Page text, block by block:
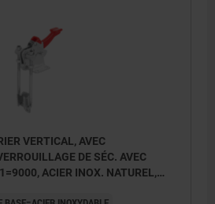
VERTICAL, AVEC
DE SÉC. AVEC
ACIER INOX. NATUREL,